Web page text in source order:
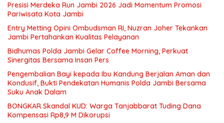
Presisi Merdeka Run Jambi 2026 Jadi Momentum Promosi
Pariwisata Kota Jambi
Entry Metting Opini Ombudsman RI, Nuzran Joher Tekankan
Jambi Pertahankan Kualitas Pelayanan
Bidhumas Polda Jambi Gelar Coffee Morning, Perkuat
Sinergitas Bersama Insan Pers
Pengembalian Bayi kepada Ibu Kandung Berjalan Aman dan
Kondusif, Bukti Pendekatan Humanis Polda Jambi Bersama
Suku Anak Dalam
BONGKAR Skandal KUD: Warga Tanjabbarat Tuding Dana
Kompensasi Rp8,9 M Dikorupsi